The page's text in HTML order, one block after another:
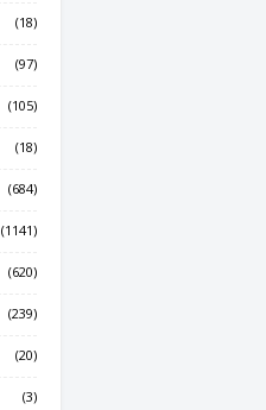
(18)
(97)
(105)
(18)
(684)
(1141)
(620)
(239)
(20)
(3)